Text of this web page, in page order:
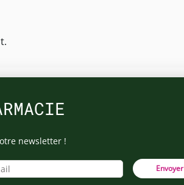
newsletter !
Envoyer